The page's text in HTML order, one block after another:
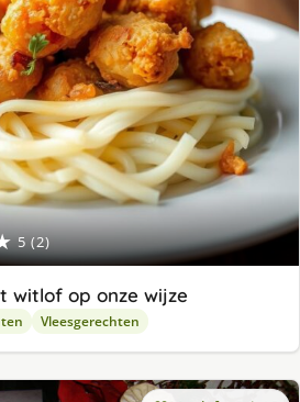
5 (2)
op onze wijze
Vleesgerechten